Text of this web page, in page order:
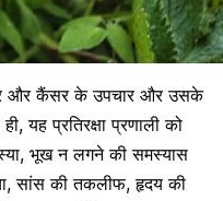
और कैंसर के उपचार और उसके
यह प्रतिरक्षा प्रणाली को
भूख न लगने की समस्यास
, सांस की तकलीफ, हृदय की